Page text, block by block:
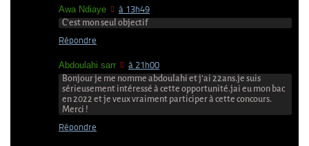
Awa Ndiaye à 13h49
C’est mon seul objectif
Répondre
Abdoulahi sarr à 21h00
Bonjour je me nomme abdoulahi et j’ai 22ans.je suis
sérieusement intéressé à cette opportunité.jai eu mon bac
en 2022 et je veux vraiment participer à cette concours.
Merci !
Répondre